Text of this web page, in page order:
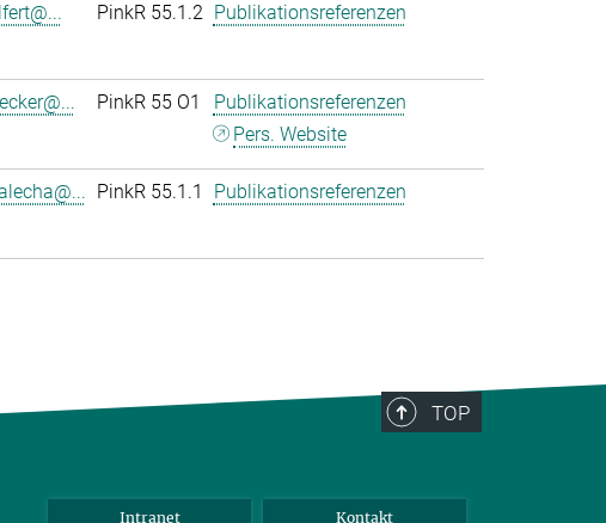
PinkR 55.1.2 Publikationsreferenzen
PinkR 55 O1
Publikationsreferenzen
Pers. Website
PinkR 55.1.1 Publikationsreferenzen
TOP
Intranet Kontakt